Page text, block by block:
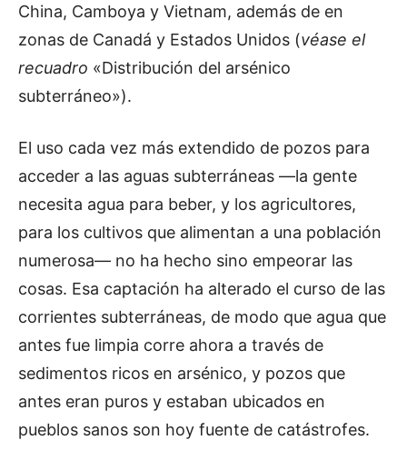
China, Camboya y Vietnam, además de en
zonas de Canadá y Estados Unidos (véase el
recuadro «Distribución del arsénico
subterráneo»).
El uso cada vez más extendido de pozos para
acceder a las aguas subterráneas —la gente
necesita agua para beber, y los agricultores,
para los cultivos que alimentan a una población
numerosa— no ha hecho sino empeorar las
cosas. Esa captación ha alterado el curso de las
corrientes subterráneas, de modo que agua que
antes fue limpia corre ahora a través de
sedimentos ricos en arsénico, y pozos que
antes eran puros y estaban ubicados en
pueblos sanos son hoy fuente de catástrofes.